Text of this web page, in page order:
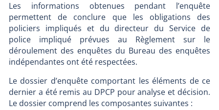
Les informations obtenues pendant l’enquête
permettent de conclure que les obligations des
policiers impliqués et du directeur du Service de
police impliqué prévues au Règlement sur le
déroulement des enquêtes du Bureau des enquêtes
indépendantes ont été respectées.
Le dossier d’enquête comportant les éléments de ce
dernier a été remis au DPCP pour analyse et décision.
Le dossier comprend les composantes suivantes :